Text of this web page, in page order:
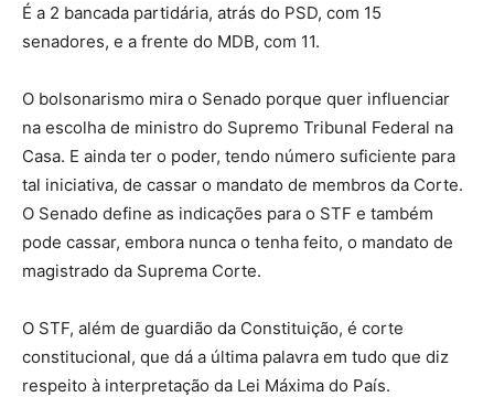
É a 2 bancada partidária, atrás do PSD, com 15
senadores, e a frente do MDB, com 11.
O bolsonarismo mira o Senado porque quer influenciar
na escolha de ministro do Supremo Tribunal Federal na
Casa. E ainda ter o poder, tendo número suficiente para
tal iniciativa, de cassar o mandato de membros da Corte.
O Senado define as indicações para o STF e também
pode cassar, embora nunca o tenha feito, o mandato de
magistrado da Suprema Corte.
O STF, além de guardião da Constituição, é corte
constitucional, que dá a última palavra em tudo que diz
respeito à interpretação da Lei Máxima do País.